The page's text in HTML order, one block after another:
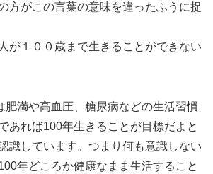
方がこの言葉の意味を違ったふうに捉
が１００歳まで生きることができない
肥満や高血圧、糖尿病などの生活習慣
あれば100年生きることが目標だよと
識しています。つまり何も意識しない
年どころか健康なまま生活すること